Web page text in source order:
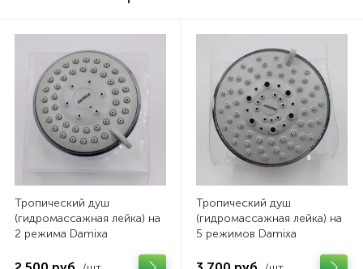
Тропический душ
(гидромассажная лейка) на
2 режима Damixa
Тропический душ
(гидромассажная лейка) на
5 режимов Damixa